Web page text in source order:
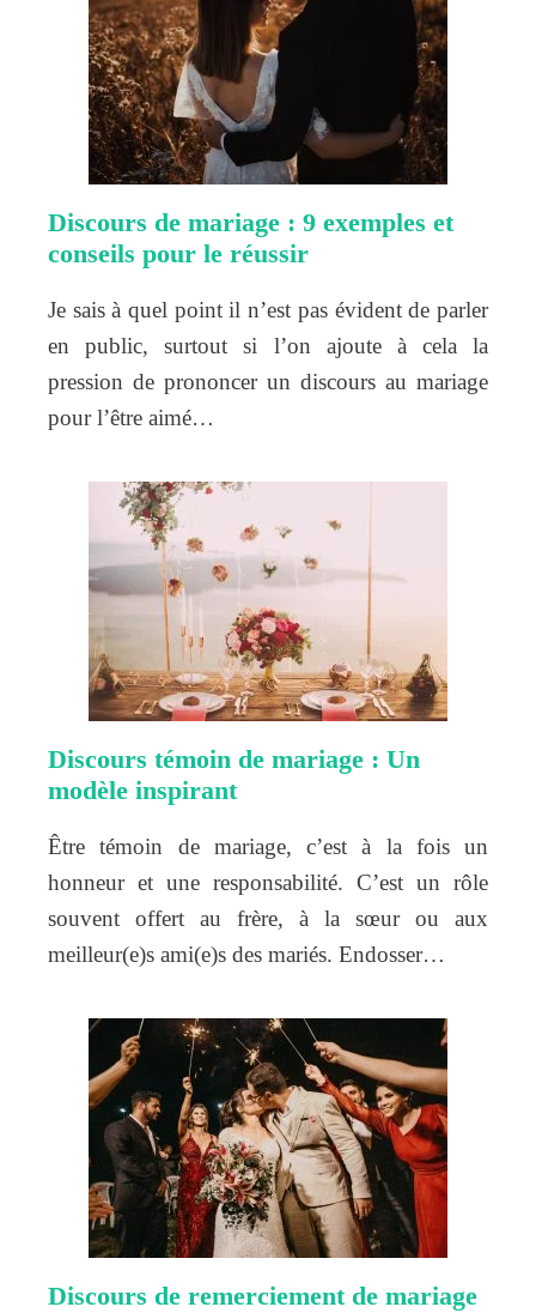
Discours de mariage : 9 exemples et
conseils pour le réussir
Je sais à quel point il n’est pas évident de parler
en public, surtout si l’on ajoute à cela la
pression de prononcer un discours au mariage
pour l’être aimé…
Discours témoin de mariage : Un
modèle inspirant
Être témoin de mariage, c’est à la fois un
honneur et une responsabilité. C’est un rôle
souvent offert au frère, à la sœur ou aux
meilleur(e)s ami(e)s des mariés. Endosser…
Discours de remerciement de mariage